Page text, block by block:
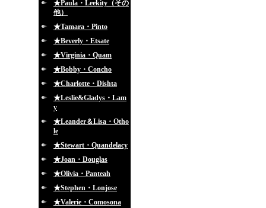
★Paula・Leekity（その
他）
★Tamara・Pinto
★Beverly・Etsate
★Virginia・Quam
★Bobby・Concho
★Charlotte・Dishta
★Leslie&Gladys・Lam
y
★Leander＆Lisa・Otho
le
★Stewart・Quandelacy
★Joan・Douglas
★Olivia・Panteah
★Stephen・Lonjose
★Valerie・Comosona